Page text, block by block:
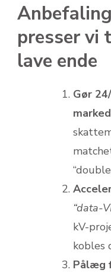
presser vi
lave ende
Gør
“data-
kV-
kobles
Pålæg